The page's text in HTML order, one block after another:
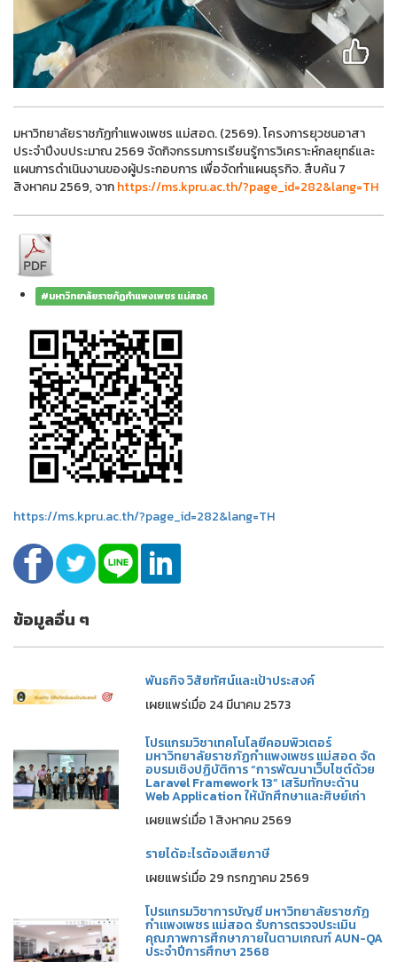
มหาวิทยาลัยราชภัฏกำแพงเพชร แม่สอด. (2569). โครงการยุวชนอาสา
ประจำปีงบประมาณ 2569 จัดกิจกรรมการเรียนรู้การวิเคราะห์กลยุทธ์และ
แผนการดำเนินงานของผู้ประกอบการ เพื่อจัดทำแผนธุรกิจ. สืบค้น 7
สิงหาคม 2569, จากhttps://ms.kpru.ac.th/?page_id=282&lang=TH
#มหาวิทยาลัยราชภัฏกำแพงเพชร แม่สอด
https://ms.kpru.ac.th/?page_id=282&lang=TH
ข้อมูลอื่น ๆ
พันธกิจ วิสัยทัศน์และเป้าประสงค์
เผยแพร่เมื่อ 24 มีนาคม 2573
โปรแกรมวิชาเทคโนโลยีคอมพิวเตอร์
มหาวิทยาลัยราชภัฏกำแพงเพชร แม่สอด จัด
อบรมเชิงปฏิบัติการ “การพัฒนาเว็บไซต์ด้วย
Laravel Framework 13” เสริมทักษะด้าน
Web Application ให้นักศึกษาและศิษย์เก่า
เผยแพร่เมื่อ 1 สิงหาคม 2569
รายได้อะไรต้องเสียภาษี
เผยแพร่เมื่อ 29 กรกฎาคม 2569
โปรแกรมวิชาการบัญชี มหาวิทยาลัยราชภัฏ
กำแพงเพชร แม่สอด รับการตรวจประเมิน
คุณภาพการศึกษาภายในตามเกณฑ์ AUN-QA
ประจำปีการศึกษา 2568